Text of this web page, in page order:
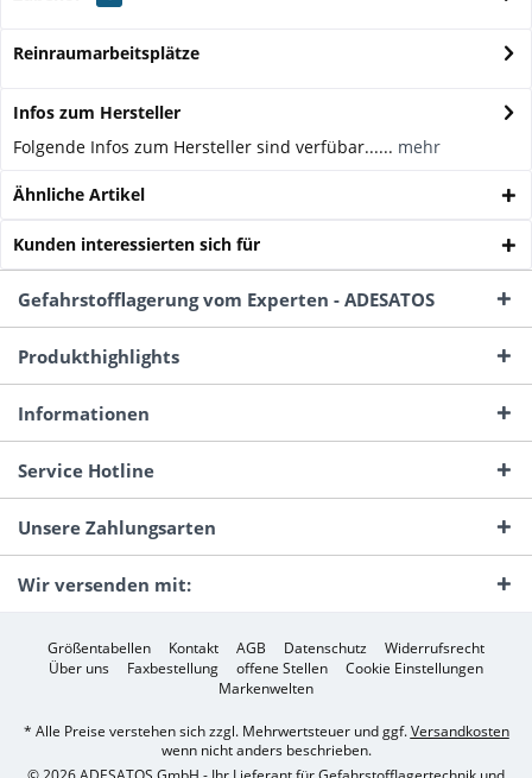
Reinraumarbeitsplätze
Infos zum Hersteller
Folgende Infos zum Hersteller sind verfübar...... mehr
Ähnliche Artikel
Kunden interessierten sich für
Gefahrstofflagerung vom Experten - ADESATOS
Produkthighlights
Informationen
Service Hotline
Unsere Zahlungsarten
Wir versenden mit:
Größentabellen Kontakt AGB Datenschutz
Widerrufsrecht
Über uns
Faxbestellung offene Stellen
Cookie Einstellungen
Markenwelten
* Alle Preise verstehen sich zzgl. Mehrwertsteuer und ggf.Versandkosten
wenn nicht anders beschrieben.